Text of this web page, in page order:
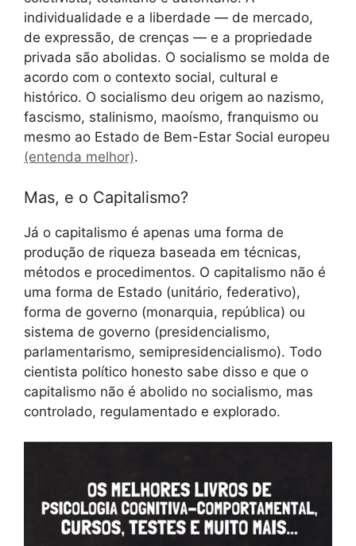
individualidade e a liberdade — de mercado,
de expressão, de crenças — e a propriedade
privada são abolidas. O socialismo se molda de
acordo com o contexto social, cultural e
histórico. O socialismo deu origem ao nazismo,
fascismo, stalinismo, maoísmo, franquismo ou
mesmo ao Estado de Bem-Estar Social europeu
(entenda melhor).
Mas, e o Capitalismo?
Já o capitalismo é apenas uma forma de
produção de riqueza baseada em técnicas,
métodos e procedimentos. O capitalismo não é
uma forma de Estado (unitário, federativo),
forma de governo (monarquia, república) ou
sistema de governo (presidencialismo,
parlamentarismo, semipresidencialismo). Todo
cientista político honesto sabe disso e que o
capitalismo não é abolido no socialismo, mas
controlado, regulamentado e explorado.